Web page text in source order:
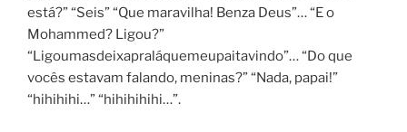
está?” “Seis” “Que maravilha! Benza Deus”… “E o
Mohammed? Ligou?”
“Ligoumasdeixapraláquemeupaitavindo”… “Do que
vocês estavam falando, meninas?” “Nada, papai!”
“hihihihi…” “hihihihihi…”.